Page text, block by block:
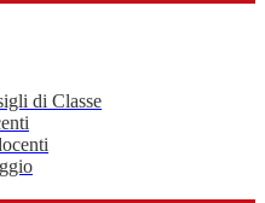
di Classe